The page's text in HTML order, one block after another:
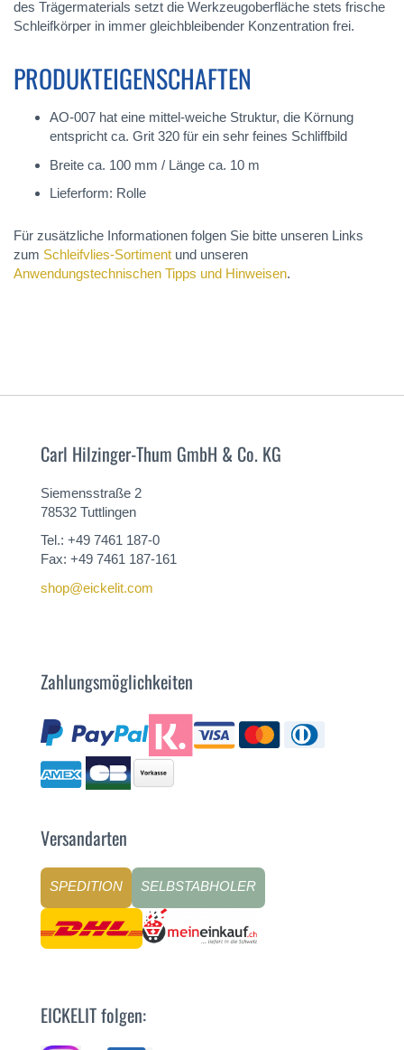
des Trägermaterials setzt die Werkzeugoberfläche stets frische
Schleifkörper in immer gleichbleibender Konzentration frei.
PRODUKTEIGENSCHAFTEN
AO-007 hat eine mittel-weiche Struktur, die Körnung
entspricht ca. Grit 320 für ein sehr feines Schliffbild
Breite ca. 100 mm / Länge ca. 10 m
Lieferform: Rolle
Für zusätzliche Informationen folgen Sie bitte unseren Links
zum Schleifvlies-Sortiment und unseren
Anwendungstechnischen Tipps und Hinweisen.
Carl Hilzinger-Thum GmbH & Co. KG
Siemensstraße 2
78532 Tuttlingen
Tel.: +49 7461 187-0
Fax: +49 7461 187-161
shop@eickelit.com
Zahlungsmöglichkeiten
Versandarten
SPEDITION SELBSTABHOLER
EICKELIT folgen: